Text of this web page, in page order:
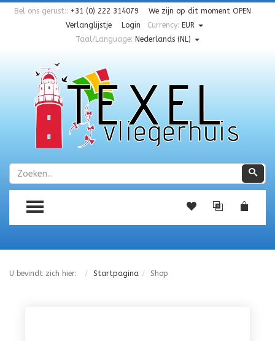
Bel ons gerust:: +31 (0) 222 314079 We zijn op dit moment OPEN
Verlanglijstje
Login Currency: EUR
Taal/Language: Nederlands (NL)
Zoeken
TOGGLE MENU
U bevindt zich hier: Startpagina Shop